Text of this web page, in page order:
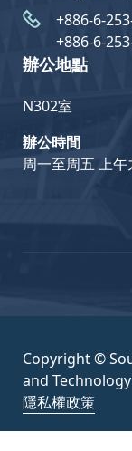
+886-6-
+886-6-
辦公地點
N302室
辦公時間
周一至周五 上
Copyright ©
and Technology
隱私權政策